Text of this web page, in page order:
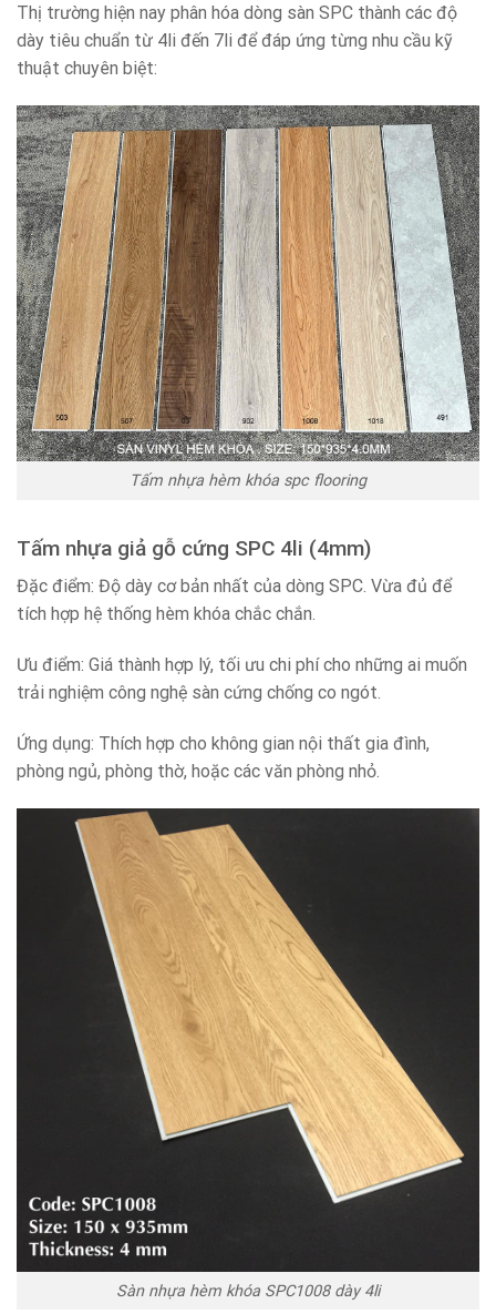
Thị trường hiện nay phân hóa dòng sàn SPC thành các độ
dày tiêu chuẩn từ 4li đến 7li để đáp ứng từng nhu cầu kỹ
thuật chuyên biệt:
Tấm nhựa hèm khóa spc flooring
Tấm nhựa giả gỗ cứng SPC 4li (4mm)
Đặc điểm: Độ dày cơ bản nhất của dòng SPC. Vừa đủ để
tích hợp hệ thống hèm khóa chắc chắn.
Ưu điểm: Giá thành hợp lý, tối ưu chi phí cho những ai muốn
trải nghiệm công nghệ sàn cứng chống co ngót.
Ứng dụng: Thích hợp cho không gian nội thất gia đình,
phòng ngủ, phòng thờ, hoặc các văn phòng nhỏ.
Sàn nhựa hèm khóa SPC1008 dày 4li